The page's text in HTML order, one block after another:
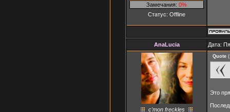
Замечания: 0%
Статус: Offline
AnaLucia Дата:
c'mon freckles
Quote (
Это